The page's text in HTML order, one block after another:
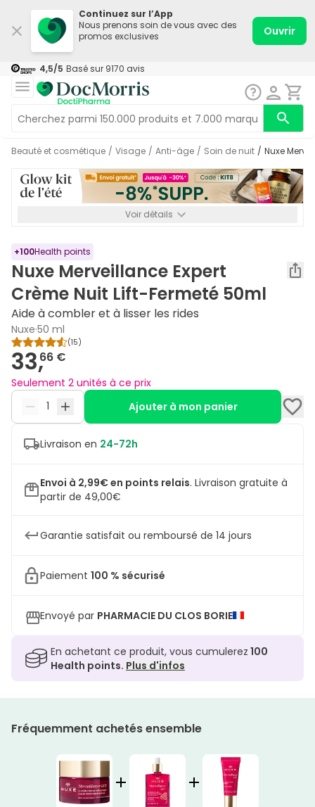
Continuez sur l’App
Nous prenons soin de vous avec des
promos exclusives
Ouvrir
4,5/5 Basé sur 9170 avis
Beauté et cosmétique / Visage / Anti-âge / Soin de nuit / Nuxe
Voir détails
+100Health points
Nuxe Merveillance Expert
Crème Nuit Lift-Fermeté 50ml
Aide à combler et à lisser les rides
Nuxe·50 ml
(15)
33,66 €
Seulement 2 unités à ce prix
Ajouter à mon panier
Livraison en 24-72h
Envoi à 2,99€ en points relais. Livraison gratuite à
partir de 49,00€
Garantie satisfait ou remboursé de 14 jours
Paiement 100 % sécurisé
Envoyé par PHARMACIE DU CLOS BORIE
En achetant ce produit, vous cumulerez 100
Health points. Plus d'infos
Fréquemment achetés ensemble